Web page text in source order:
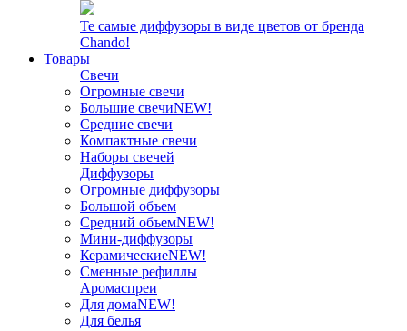
Те самые диффузоры в виде цветов от бренда
Chando!
Товары
Свечи
Огромные свечи
Большие свечиNEW!
Средние свечи
Компактные свечи
Наборы свечей
Диффузоры
Огромные диффузоры
Большой объем
Средний объемNEW!
Мини-диффузоры
КерамическиеNEW!
Сменные рефиллы
Аромаспреи
Для домаNEW!
Для белья